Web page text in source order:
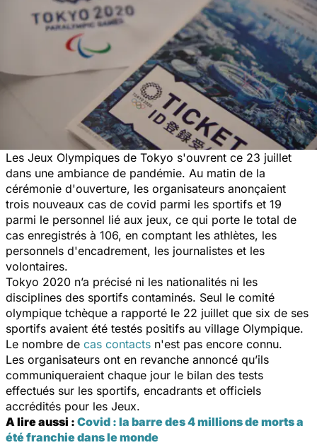
Les Jeux Olympiques de Tokyo s'ouvrent ce 23 juillet
dans une ambiance de pandémie. Au matin de la
cérémonie d'ouverture, les organisateurs anonçaient
trois nouveaux cas de covid parmi les sportifs et 19
parmi le personnel lié aux jeux, ce qui porte le total de
cas enregistrés à 106, en comptant les athlètes, les
personnels d'encadrement, les journalistes et les
volontaires.
Tokyo 2020 n’a précisé ni les nationalités ni les
disciplines des sportifs contaminés. Seul le comité
olympique tchèque a rapporté le 22 juillet que six de ses
sportifs avaient été testés positifs au village Olympique.
Le nombre de cas contacts n'est pas encore connu.
Les organisateurs ont en revanche annoncé qu’ils
communiqueraient chaque jour le bilan des tests
effectués sur les sportifs, encadrants et officiels
accrédités pour les Jeux.
A lire aussi : Covid : la barre des 4 millions de morts a
été franchie dans le monde